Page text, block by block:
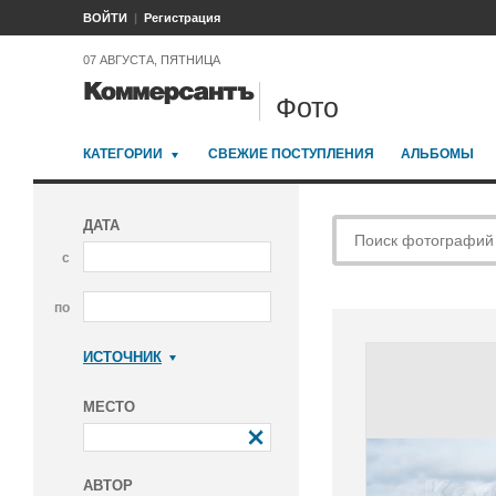
ВОЙТИ Регистрация
07 АВГУСТА, ПЯТНИЦА
Фото
КАТЕГОРИИ СВЕЖИЕ ПОСТУПЛЕНИЯ АЛЬБОМЫ
ДАТА
с
по
ИСТОЧНИК
МЕСТО
АВТОР